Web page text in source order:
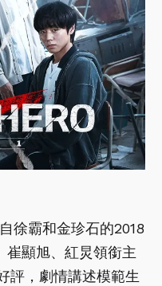
徐霸和金珍石的2018
崔顯旭、紅炅領銜主
評，劇情講述模範生